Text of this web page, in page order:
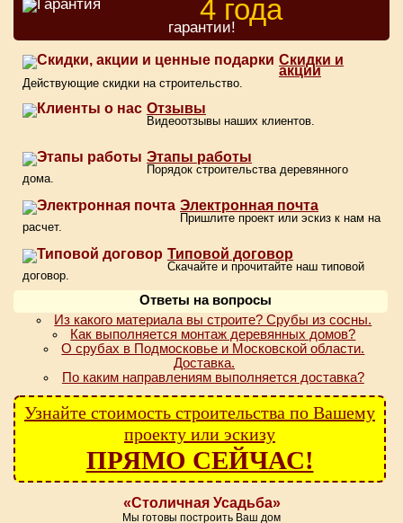
4 года
гарантии!
Скидки и
акции
Действующие скидки на строительство.
Отзывы
Видеоотзывы наших клиентов.
Этапы работы
Порядок строительства деревянного
дома.
Электронная почта
Пришлите проект или эскиз к нам на
расчет.
Типовой договор
Скачайте и прочитайте наш типовой
договор.
Ответы на вопросы
Из какого материала вы строите? Срубы из сосны.
Как выполняется монтаж деревянных домов?
О срубах в Подмосковье и Московской области.
Доставка.
По каким направлениям выполняется доставка?
Узнайте стоимость строительства по Вашему
проекту или эскизу
ПРЯМО СЕЙЧАС!
«Столичная Усадьба»
Мы готовы построить Ваш дом